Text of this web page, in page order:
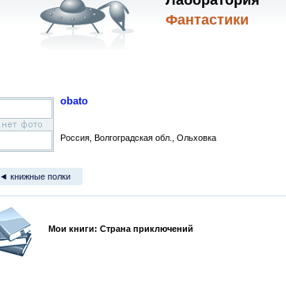
Фантастики
obato
Россия, Волгоградская обл., Ольховка
◄ книжные полки
Мои книги: Страна приключений